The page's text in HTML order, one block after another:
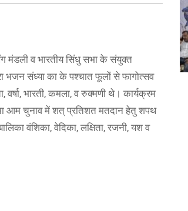
मंडली व भारतीय सिंधु सभा के संयुक्त
भजन संध्या का के पश्चात फूलों से फागोत्सव
वर्षा, भारती, कमला, व रुक्मणी थे। कार्यक्रम
आम चुनाव में शत् प्रतिशत मतदान हेतु शपथ
वंशिका, वेदिका, लक्षिता, रजनी, यश व